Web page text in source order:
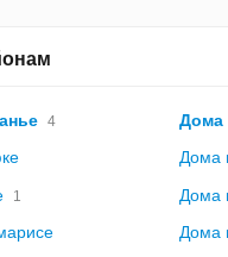
4 Дома
Дома
1 Дома
Дома